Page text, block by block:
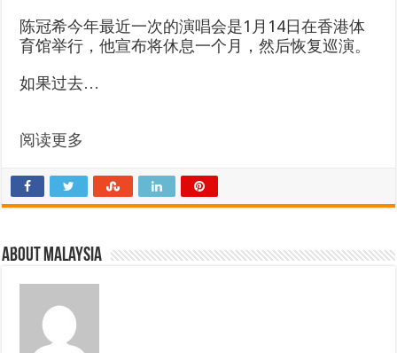
陈冠希今年最近一次的演唱会是1月14日在香港体
育馆举行，他宣布将休息一个月，然后恢复巡演。
如果过去…
阅读更多
About Malaysia